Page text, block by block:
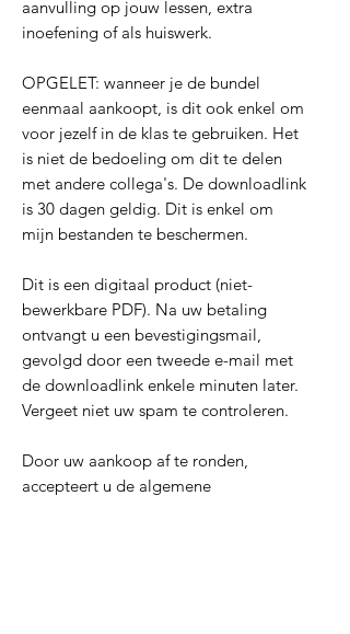
aanvulling op jouw lessen, extra
inoefening of als huiswerk.
OPGELET: wanneer je de bundel
eenmaal aankoopt, is dit ook enkel om
voor jezelf in de klas te gebruiken. Het
is niet de bedoeling om dit te delen
met andere collega's. De downloadlink
is 30 dagen geldig. Dit is enkel om
mijn bestanden te beschermen.
Dit is een digitaal product (niet-
bewerkbare PDF). Na uw betaling
ontvangt u een bevestigingsmail,
gevolgd door een tweede e-mail met
de downloadlink enkele minuten later.
Vergeet niet uw spam te controleren.
Door uw aankoop af te ronden,
accepteert u de algemene